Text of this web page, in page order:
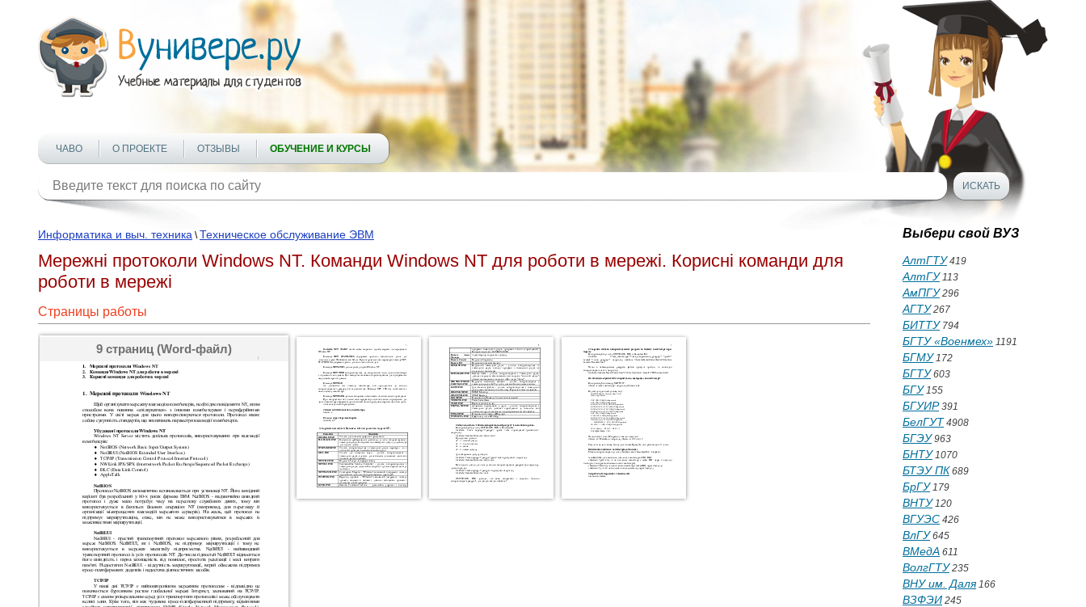
ЧАВО О ПРОЕКТЕ ОТЗЫВЫ ОБУЧЕНИЕ И КУРСЫ
Информатика и выч. техника \Техническое обслуживание ЭВМ
Мережні протоколи Windows NT. Команди Windows NT для роботи в мережі. Корисні команди для
роботи в мережі
Страницы работы
9 страниц (Word-файл)
Выбери свой ВУЗ
АлтГТУ419
АлтГУ113
АмПГУ296
АГТУ267
БИТТУ794
БГТУ «Военмех» 1191
БГМУ172
БГТУ603
БГУ155
БГУИР391
БелГУТ 4908
БГЭУ963
БНТУ1070
БТЭУ ПК 689
БрГУ179
ВНТУ120
ВГУЭС 426
ВлГУ645
ВМедА 611
ВолгГТУ235
ВНУ им. Даля166
ВЗФЭИ 245